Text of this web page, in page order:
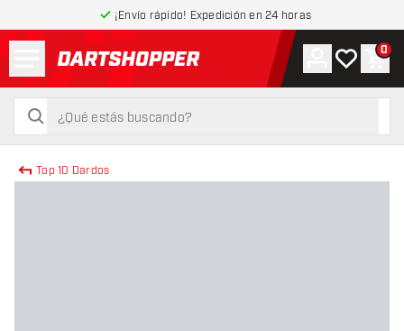
¡Envío rápido! Expedición en 24 horas
volver a la página de inicio
buscar
buscar
Cuenta
Mi lista de
0
Top 10 Dardos